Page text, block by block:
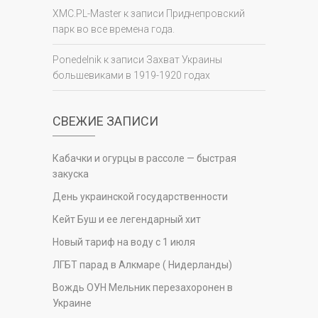
XMC.PL-Master к записи Приднепровский
парк во все времена года.
Ponedelnik к записи Захват Украины
большевиками в 1919-1920 годах
СВЕЖИЕ ЗАПИСИ
Кабачки и огурцы в рассоле — быстрая
закуска
День украинской государственности
Кейт Буш и ее легендарный хит
Новый тариф на воду с 1 июля
ЛГБТ парад в Алкмаре ( Нидерланды)
Вождь ОУН Мельник перезахоронен в
Украине